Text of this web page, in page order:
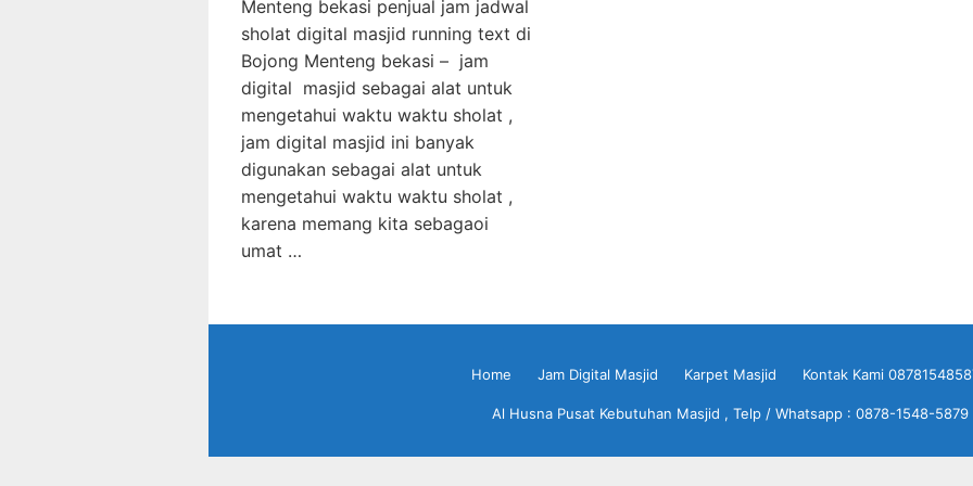
Menteng bekasi penjual jam jadwal
sholat digital masjid running text di
Bojong Menteng bekasi – jam
digital masjid sebagai alat untuk
mengetahui waktu waktu sholat ,
jam digital masjid ini banyak
digunakan sebagai alat untuk
mengetahui waktu waktu sholat ,
karena memang kita sebagaoi
umat …
Home Jam Digital Masjid Karpet Masjid Kontak Kami
Al Husna Pusat Kebutuhan Masjid , Telp / Whatsapp : 0878-1548-5879